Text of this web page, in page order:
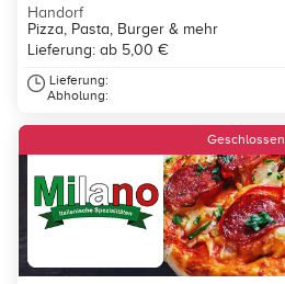
Handorf
Pizza, Pasta, Burger & mehr
Lieferung: ab 5,00 €
Lieferung:
Abholung:
Geschlossen